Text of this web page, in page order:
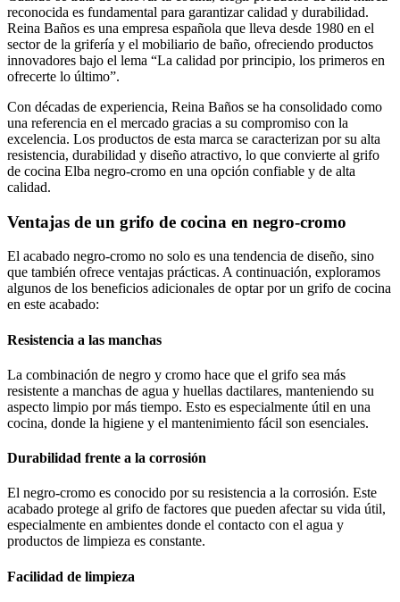
reconocida es fundamental para garantizar calidad y durabilidad.
Reina Baños es una empresa española que lleva desde 1980 en el
sector de la grifería y el mobiliario de baño, ofreciendo productos
innovadores bajo el lema “La calidad por principio, los primeros en
ofrecerte lo último”.
Con décadas de experiencia, Reina Baños se ha consolidado como
una referencia en el mercado gracias a su compromiso con la
excelencia. Los productos de esta marca se caracterizan por su alta
resistencia, durabilidad y diseño atractivo, lo que convierte al grifo
de cocina Elba negro-cromo en una opción confiable y de alta
calidad.
Ventajas de un grifo de cocina en negro-cromo
El acabado negro-cromo no solo es una tendencia de diseño, sino
que también ofrece ventajas prácticas. A continuación, exploramos
algunos de los beneficios adicionales de optar por un grifo de cocina
en este acabado:
Resistencia a las manchas
La combinación de negro y cromo hace que el grifo sea más
resistente a manchas de agua y huellas dactilares, manteniendo su
aspecto limpio por más tiempo. Esto es especialmente útil en una
cocina, donde la higiene y el mantenimiento fácil son esenciales.
Durabilidad frente a la corrosión
El negro-cromo es conocido por su resistencia a la corrosión. Este
acabado protege al grifo de factores que pueden afectar su vida útil,
especialmente en ambientes donde el contacto con el agua y
productos de limpieza es constante.
Facilidad de limpieza